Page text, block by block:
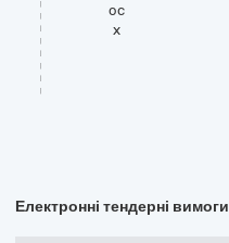
oc
x
Електронні тендерні вимоги